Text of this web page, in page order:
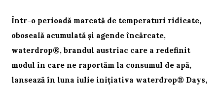
Într-o perioadă marcată de temperaturi ridicate,
oboseală acumulată și agende încărcate,
waterdrop®, brandul austriac care a redefinit
modul în care ne raportăm la consumul de apă,
lansează în luna iulie inițiativa waterdrop® Days,